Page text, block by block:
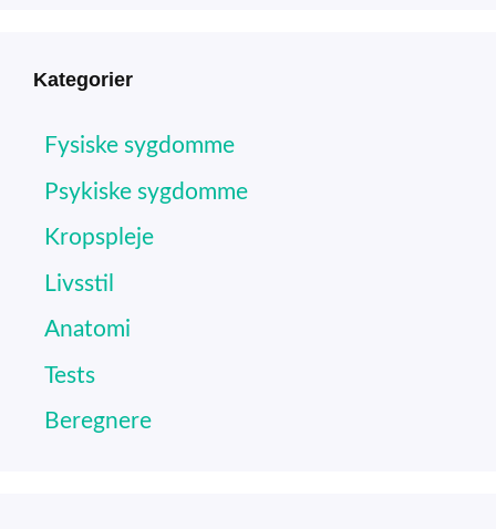
Kategorier
Fysiske sygdomme
Psykiske sygdomme
Kropspleje
Livsstil
Anatomi
Tests
Beregnere